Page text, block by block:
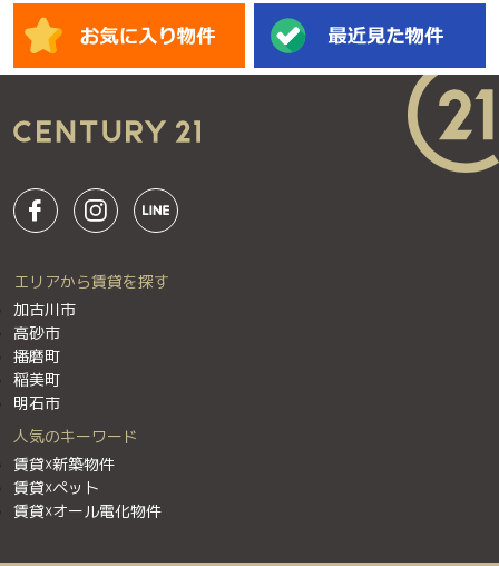
エリアから賃貸を探す
加古川市
高砂市
播磨町
稲美町
明石市
人気のキーワード
賃貸☓新築物件
賃貸☓ペット
賃貸☓オール電化物件